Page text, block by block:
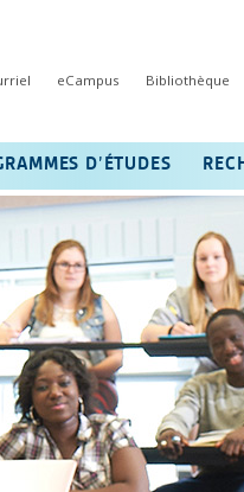
eCampus Bibliothèque
D’ÉTUDES